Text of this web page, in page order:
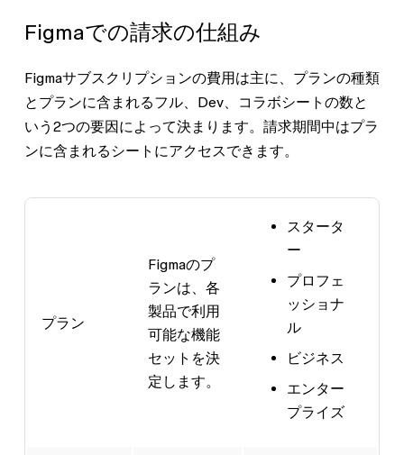
Figmaでの請求の仕組み
Figmaサブスクリプションの費用は主に、プランの種類
とプランに含まれるフル、Dev、コラボシートの数と
いう2つの要因によって決まります。請求期間中はプラ
ンに含まれるシートにアクセスできます。
プラン
Figmaのプ
ランは、各
製品で利用
可能な機能
セットを決
定します。
スタータ
ー
プロフェ
ッショナ
ル
ビジネス
エンター
プライズ